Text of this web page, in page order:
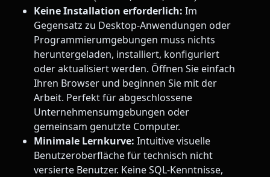
Keine Installation erforderlich: Im
Gegensatz zu Desktop-Anwendungen oder
Programmierumgebungen muss nichts
heruntergeladen, installiert, konfiguriert
oder aktualisiert werden. Öffnen Sie einfach
Ihren Browser und beginnen Sie mit der
Arbeit. Perfekt für abgeschlossene
Unternehmensumgebungen oder
gemeinsam genutzte Computer.
Minimale Lernkurve: Intuitive visuelle
Benutzeroberfläche für technisch nicht
versierte Benutzer. Keine SQL-Kenntnisse,